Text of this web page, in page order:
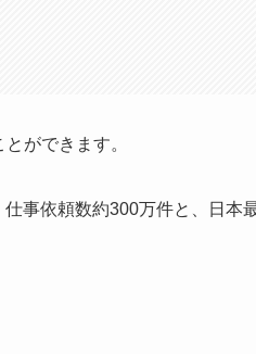
ができます。
事依頼数約300万件と、日本